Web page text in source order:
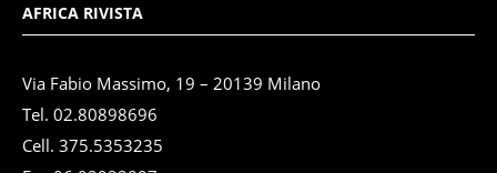
AFRICA RIVISTA
Via Fabio Massimo, 19 – 20139 Milano
Tel. 02.80898696
Cell. 375.5353235